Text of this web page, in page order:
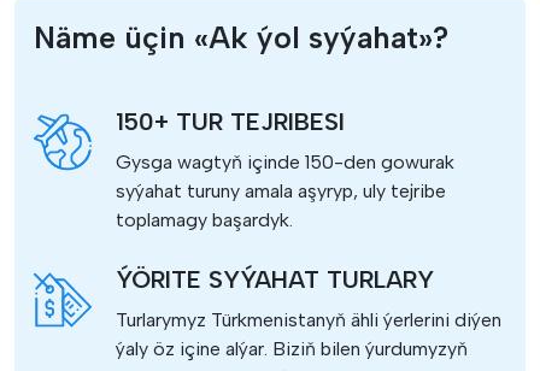
Näme üçin «Ak ýol syýahat»?
150+ TUR TEJRIBESI
Gysga wagtyň içinde 150-den gowurak
syýahat turuny amala aşyryp, uly tejribe
toplamagy başardyk.
ÝÖRITE SYÝAHAT TURLARY
Turlarymyz Türkmenistanyň ähli ýerlerini diýen
ýaly öz içine alýar. Biziň bilen ýurdumyzyň